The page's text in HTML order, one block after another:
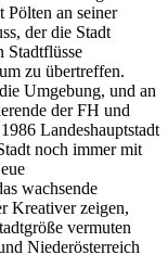
Pölten an seiner
der die Stadt
Stadtflüsse
zu übertreffen.
Umgebung, und an
der FH und
Landeshauptstadt
noch immer mit
wachsende
Kreativer zeigen,
vermuten
Niederösterreich